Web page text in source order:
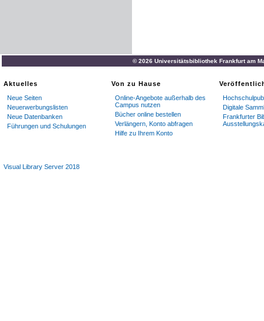
© 2026 Universitätsbibliothek Frankfurt am
Aktuelles
Neue Seiten
Neuerwerbungslisten
Neue Datenbanken
Führungen und Schulungen
Von zu Hause
Online-Angebote außerhalb des
Campus nutzen
Bücher online bestellen
Verlängern, Konto abfragen
Hilfe zu Ihrem Konto
Digitale
Frankfurter
Visual Library Server 2018